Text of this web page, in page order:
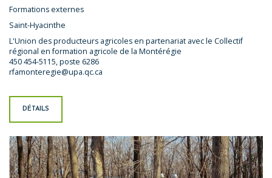
Formations externes
Saint-Hyacinthe
L'Union des producteurs agricoles en partenariat avec le Collectif
régional en formation agricole de la Montérégie
450 454-5115, poste 6286
rfamonteregie@upa.qc.ca
DÉTAILS